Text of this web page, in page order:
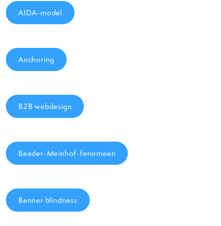
AIDA-model
Anchoring
B2B webdesign
Baader-Meinhof-fenomeen
Banner blindness